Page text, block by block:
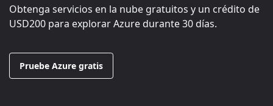
Obtenga servicios en la nube gratuitos y un crédito de
USD200 para explorar Azure durante 30 días.
Pruebe Azure gratis